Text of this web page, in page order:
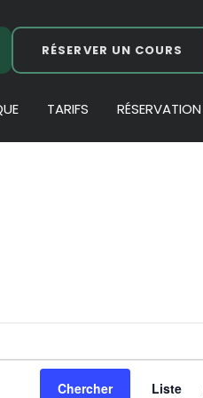
RÉSERVER UN COURS
TARIFS RÉSERVATION
Chercher Liste